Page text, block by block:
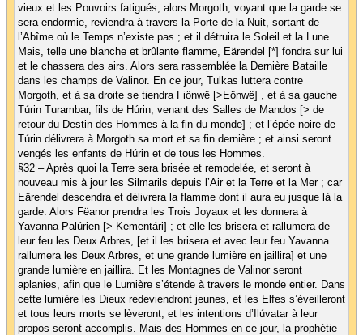
vieux et les Pouvoirs fatigués, alors Morgoth, voyant que la garde se
sera endormie, reviendra à travers la Porte de la Nuit, sortant de
l’Abîme où le Temps n’existe pas ; et il détruira le Soleil et la Lune.
Mais, telle une blanche et brûlante flamme, Eärendel [*] fondra sur lui
et le chassera des airs. Alors sera rassemblée la Dernière Bataille
dans les champs de Valinor. En ce jour, Tulkas luttera contre
Morgoth, et à sa droite se tiendra Fiönwë [>Eönwë] , et à sa gauche
Túrin Turambar, fils de Húrin, venant des Salles de Mandos [> de
retour du Destin des Hommes à la fin du monde] ; et l’épée noire de
Túrin délivrera à Morgoth sa mort et sa fin dernière ; et ainsi seront
vengés les enfants de Húrin et de tous les Hommes.
§32 – Après quoi la Terre sera brisée et remodelée, et seront à
nouveau mis à jour les Silmarils depuis l’Air et la Terre et la Mer ; car
Eärendel descendra et délivrera la flamme dont il aura eu jusque là la
garde. Alors Fëanor prendra les Trois Joyaux et les donnera à
Yavanna Palúrien [> Kementári] ; et elle les brisera et rallumera de
leur feu les Deux Arbres, [et il les brisera et avec leur feu Yavanna
rallumera les Deux Arbres, et une grande lumière en jaillira] et une
grande lumière en jaillira. Et les Montagnes de Valinor seront
aplanies, afin que le Lumière s’étende à travers le monde entier. Dans
cette lumière les Dieux redeviendront jeunes, et les Elfes s’éveilleront
et tous leurs morts se lèveront, et les intentions d’Ilúvatar à leur
propos seront accomplis. Mais des Hommes en ce jour, la prophétie